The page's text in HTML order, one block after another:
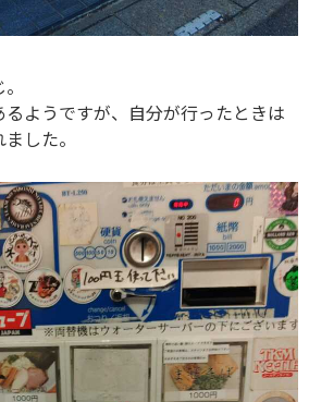
ようですが、自分が行ったときは
した。